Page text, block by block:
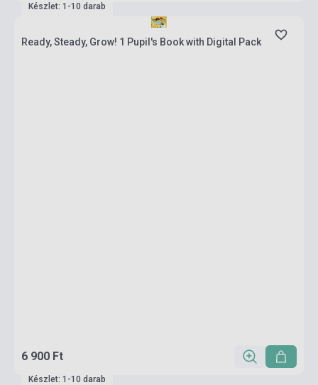
Készlet: 1-10 darab
Ready, Steady, Grow! 1 Pupil's Book with Digital Pack
6 900 Ft
Készlet: 1-10 darab